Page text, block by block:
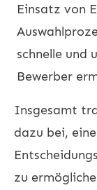
Einsatz von
schnelle und
Bewerber
Insgesamt
dazu bei,
zu